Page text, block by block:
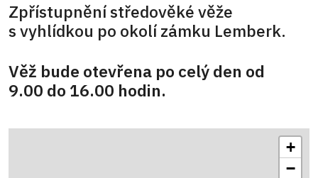
Zpřístupnění středověké věže
s vyhlídkou po okolí zámku Lemberk.
Věž bude otevřena po celý den od
9.00 do 16.00 hodin.
+
−